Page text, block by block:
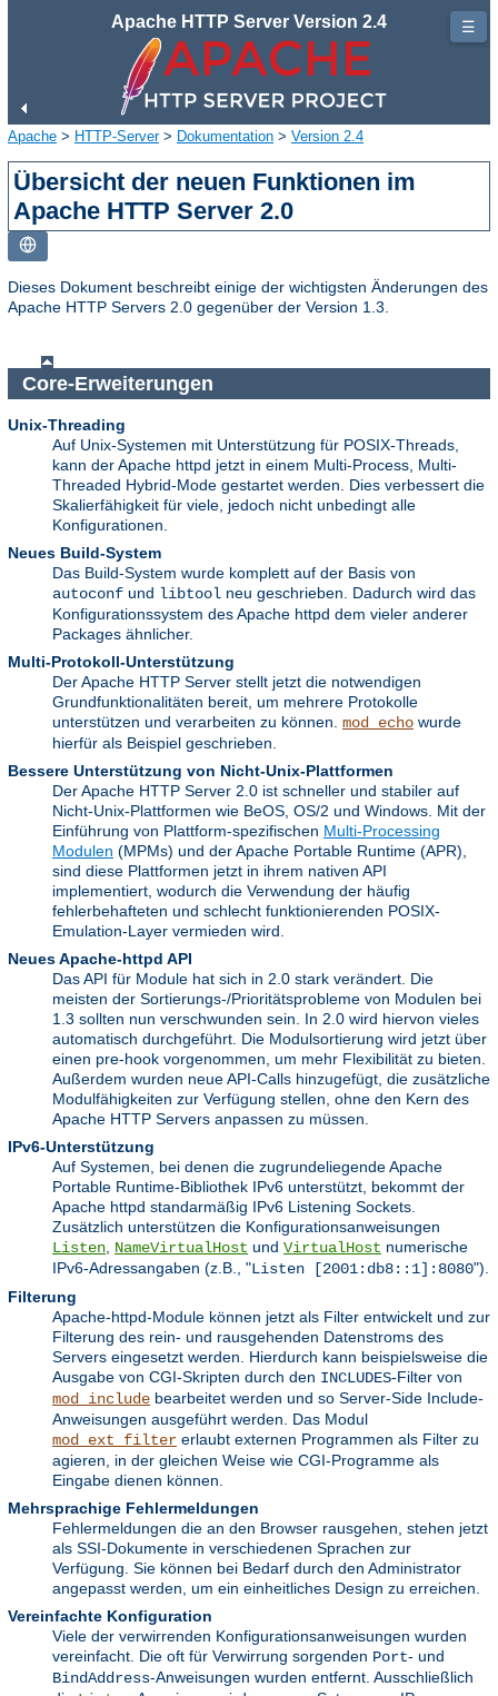
Apache HTTP Server Version 2.4
Apache > HTTP-Server> Dokumentation > Version 2.4
Übersicht der neuen Funktionen im
Apache HTTP Server 2.0
Dieses Dokument beschreibt einige der wichtigsten Änderungen des
Apache HTTP Servers 2.0 gegenüber der Version 1.3.
Core-Erweiterungen
Unix-Threading
Auf Unix-Systemen mit Unterstützung für POSIX-Threads,
kann der Apache httpd jetzt in einem Multi-Process, Multi-
Threaded Hybrid-Mode gestartet werden. Dies verbessert die
Skalierfähigkeit für viele, jedoch nicht unbedingt alle
Konfigurationen.
Neues Build-System
Das Build-System wurde komplett auf der Basis von
autoconf und libtool neu geschrieben. Dadurch wird das
Konfigurationssystem des Apache httpd dem vieler anderer
Packages ähnlicher.
Multi-Protokoll-Unterstützung
Der Apache HTTP Server stellt jetzt die notwendigen
Grundfunktionalitäten bereit, um mehrere Protokolle
unterstützen und verarbeiten zu können. mod_echo wurde
hierfür als Beispiel geschrieben.
Bessere Unterstützung von Nicht-Unix-Plattformen
Der Apache HTTP Server 2.0 ist schneller und stabiler auf
Nicht-Unix-Plattformen wie BeOS, OS/2 und Windows. Mit der
Einführung von Plattform-spezifischen Multi-Processing
Modulen (MPMs) und der Apache Portable Runtime (APR),
sind diese Plattformen jetzt in ihrem nativen API
implementiert, wodurch die Verwendung der häufig
fehlerbehafteten und schlecht funktionierenden POSIX-
Emulation-Layer vermieden wird.
Neues Apache-httpd API
Das API für Module hat sich in 2.0 stark verändert. Die
meisten der Sortierungs-/Prioritätsprobleme von Modulen bei
1.3 sollten nun verschwunden sein. In 2.0 wird hiervon vieles
automatisch durchgeführt. Die Modulsortierung wird jetzt über
einen pre-hook vorgenommen, um mehr Flexibilität zu bieten.
Außerdem wurden neue API-Calls hinzugefügt, die zusätzliche
Modulfähigkeiten zur Verfügung stellen, ohne den Kern des
Apache HTTP Servers anpassen zu müssen.
IPv6-Unterstützung
Auf Systemen, bei denen die zugrundeliegende Apache
Portable Runtime-Bibliothek IPv6 unterstützt, bekommt der
Apache httpd standarmäßig IPv6 Listening Sockets.
Zusätzlich unterstützen die Konfigurationsanweisungen
Listen NameVirtualHost und VirtualHost numerische
IPv6-Adressangaben (z.B., "Listen [2001:db8::1]:8080").
Filterung
Apache-httpd-Module können jetzt als Filter entwickelt und zur
Filterung des rein- und rausgehenden Datenstroms des
Servers eingesetzt werden. Hierdurch kann beispielsweise die
Ausgabe von CGI-Skripten durch den INCLUDES-Filter von
mod_include bearbeitet werden und so Server-Side Include-
Anweisungen ausgeführt werden. Das Modul
mod_ext_filter erlaubt externen Programmen als Filter zu
agieren, in der gleichen Weise wie CGI-Programme als
Eingabe dienen können.
Mehrsprachige Fehlermeldungen
Fehlermeldungen die an den Browser rausgehen, stehen jetzt
als SSI-Dokumente in verschiedenen Sprachen zur
Verfügung. Sie können bei Bedarf durch den Administrator
angepasst werden, um ein einheitliches Design zu erreichen.
Vereinfachte Konfiguration
Viele der verwirrenden Konfigurationsanweisungen wurden
vereinfacht. Die oft für Verwirrung sorgenden Port- und
BindAddress-Anweisungen wurden entfernt. Ausschließlich
☰